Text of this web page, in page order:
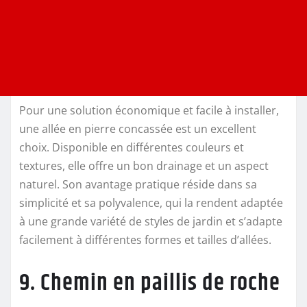
Pour une solution économique et facile à installer,
une allée en pierre concassée est un excellent
choix. Disponible en différentes couleurs et
textures, elle offre un bon drainage et un aspect
naturel. Son avantage pratique réside dans sa
simplicité et sa polyvalence, qui la rendent adaptée
à une grande variété de styles de jardin et s’adapte
facilement à différentes formes et tailles d’allées.
9. Chemin en paillis de roche